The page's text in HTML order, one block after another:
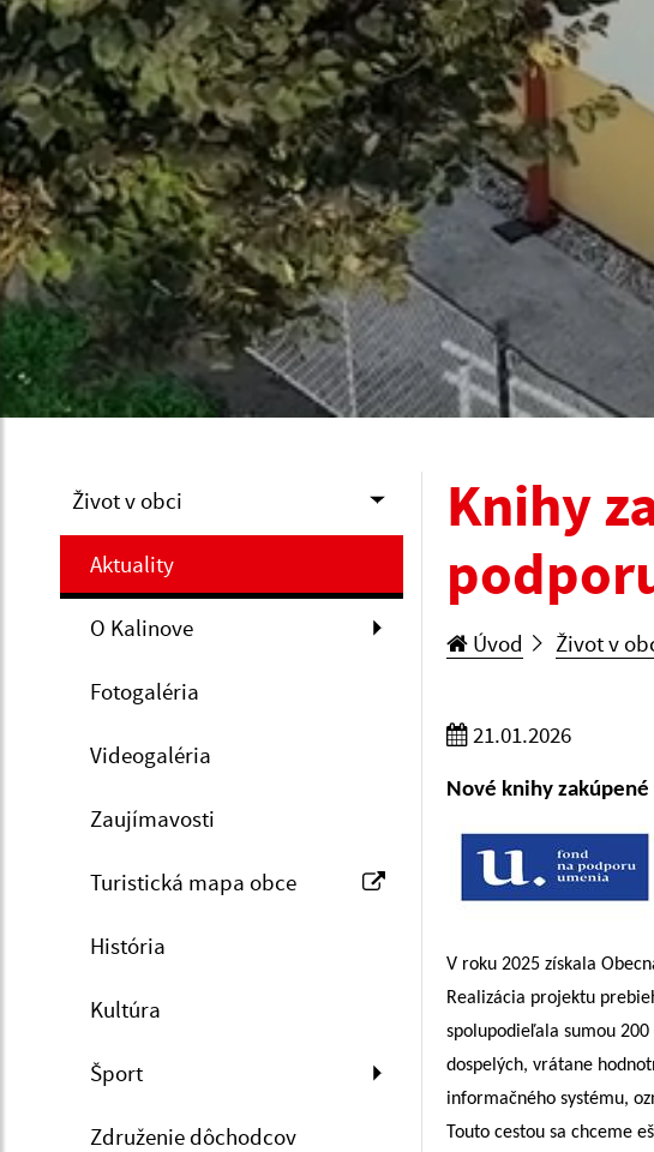
Život v obci
Aktuality
O Kalinove
Fotogaléria
Videogaléria
Zaujímavosti
Turistická mapa obce
História
Kultúra
Šport
Združenie dôchodcov
Knihy
Úvod Život v
21.01.2026
Nové knihy
V roku 2025 získala
Realizácia projektu
spolupodieľala sumou 200
dospelých, vrátane
informačného systému,
Touto cestou sa chceme